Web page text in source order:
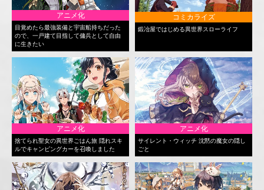
アニメ化
目覚めたら最強装備と宇宙船持ちだった
ので、一戸建て目指して傭兵として自由
に生きたい
コミカライズ
鍛冶屋ではじめる異世界スローライフ
アニメ化
捨てられ聖女の異世界ごはん旅 隠れスキ
ルでキャンピングカーを召喚しました
アニメ化
サイレント・ウィッチ 沈黙の魔女の隠し
ごと